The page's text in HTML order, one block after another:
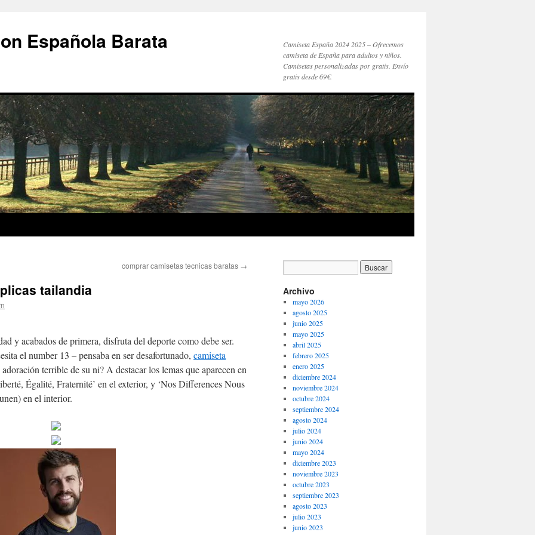
Española Barata
Camiseta España 2024 2025 – Ofrecemos
camiseta de España para adultos y niños.
Camisetas personalizadas por gratis. Envío
gratis desde 69€.
comprar camisetas tecnicas baratas →
tailandia
y acabados de primera, disfruta del deporte como debe ser.
el number 13 – pensaba en ser desafortunado, camiseta
terrible de su ni? A destacar los lemas que aparecen en
Égalité, Fraternité’ en el exterior, y ‘Nos Differences Nous
en el interior.
Archivo
mayo 2026
agosto 2025
junio 2025
mayo 2025
abril 2025
febrero 2025
enero 2025
diciembre 2024
noviembre 2024
octubre 2024
septiembre 2024
agosto 2024
julio 2024
junio 2024
mayo 2024
diciembre 2023
noviembre 2023
octubre 2023
septiembre 2023
agosto 2023
julio 2023
junio 2023